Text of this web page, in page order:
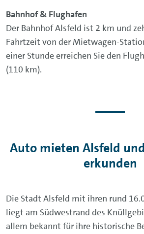
Bahnhof & Flughafen
Der Bahnhof Alsfeld ist 2 km und
Fahrtzeit von der Mietwagen-
einer Stunde erreichen Sie den
(110 km).
Auto mieten Alsfeld
erkunden
Die Stadt Alsfeld mit ihren rund
liegt am Südwestrand des
allem bekannt für ihre historische